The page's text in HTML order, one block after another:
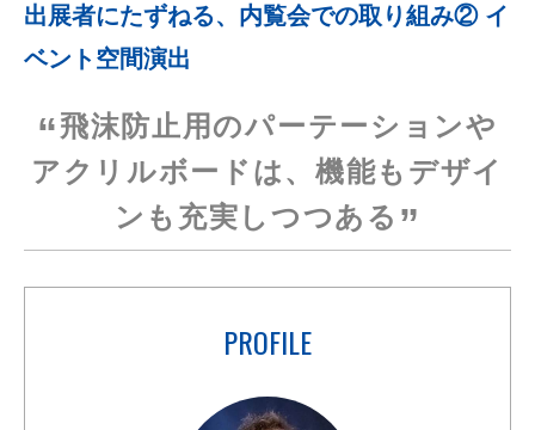
出展者にたずねる、内覧会での取り組み② イ
ベント空間演出
飛沫防止用のパーテーションや
アクリルボードは、機能もデザイ
ンも充実しつつある
PROFILE